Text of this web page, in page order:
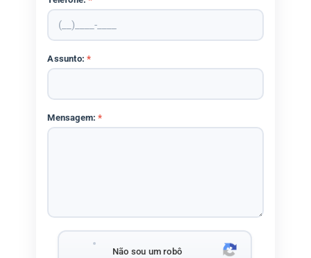
Assunto:*
Mensagem:*
Não sou um robô